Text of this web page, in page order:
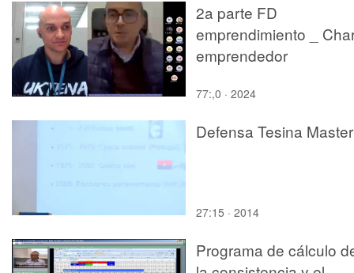
2a parte FD
emprendimiento _
emprendedor
77:,0 · 2024
Defensa Tesina Master
27:15 · 2014
Programa de cálculo